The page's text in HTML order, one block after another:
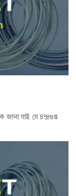
যাই যে চন্দ্রগুপ্ত